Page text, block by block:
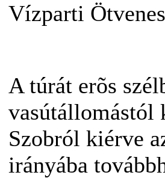
Vízparti Ötvenes
A túrát erõs
vasútállomástól
Szobról kiérve
irányába